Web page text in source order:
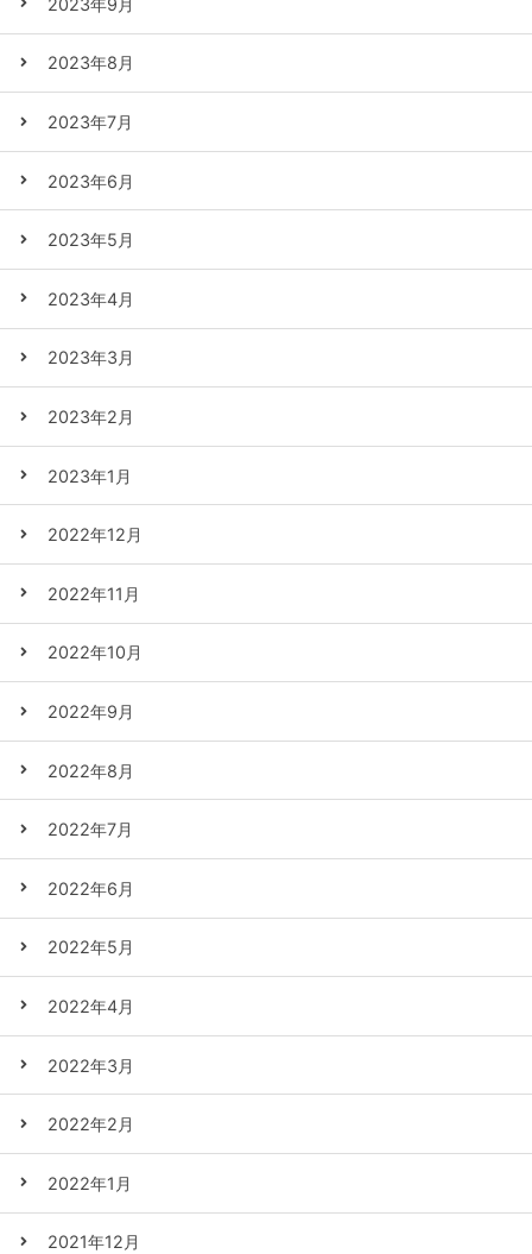
2023年8月
2023年7月
2023年6月
2023年5月
2023年4月
2023年3月
2023年2月
2023年1月
2022年12月
2022年11月
2022年10月
2022年9月
2022年8月
2022年7月
2022年6月
2022年5月
2022年4月
2022年3月
2022年2月
2022年1月
2021年12月